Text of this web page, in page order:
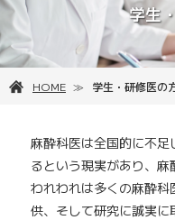
学生
HOME 学生・研修医の
麻酔科医は全国的に不
るという現実があり、麻
われわれは多くの麻酔
供、そして研究に誠実